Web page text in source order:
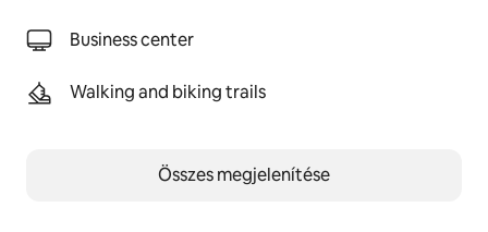
Business center
Walking and biking trails
Összes megjelenítése